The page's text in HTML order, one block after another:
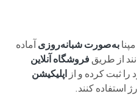
به‌صورت شبانه‌روزیآماده
از طریقفروشگاه آنلاین
ثبت کرده و از اپلیکیشن
استفاده کنند.